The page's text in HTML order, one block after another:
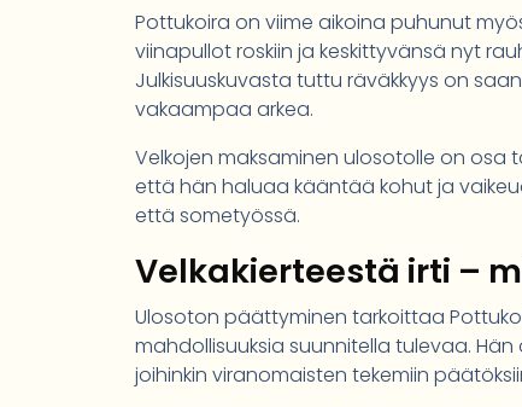
Pottukoira on viime aikoina puhunut
viinapullot roskiin ja keskittyvänsä nyt
Julkisuuskuvasta tuttu räväkkyys on
vakaampaa arkea.
Velkojen maksaminen ulosotolle on
että hän haluaa kääntää kohut ja
että sometyössä.
Velkakierteestä irti –
Ulosoton päättyminen tarkoittaa
mahdollisuuksia suunnitella tulevaa.
joihinkin viranomaisten tekemiin